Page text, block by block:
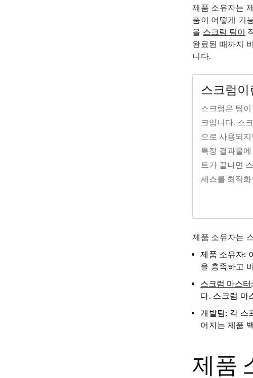
제품 소유자는
품이 어떻게 기
을 스크럼 팀이
완료된 때까지
니다.
스크럼이
스크럼은 팀
크입니다. 스
으로 사용되
특정 결과물
트가 끝나면
세스를 최적
제품 소유자는
제품 소유자:
을 충족하고
스크럼 마스터:
다. 스크럼 마
개발팀: 각 스
어지는 제품
제품